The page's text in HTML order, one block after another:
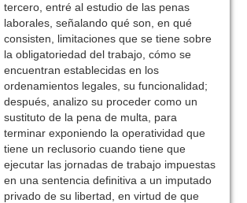
tercero, entré al estudio de las penas
laborales, señalando qué son, en qué
consisten, limitaciones que se tiene sobre
la obligatoriedad del trabajo, cómo se
encuentran establecidas en los
ordenamientos legales, su funcionalidad;
después, analizo su proceder como un
sustituto de la pena de multa, para
terminar exponiendo la operatividad que
tiene un reclusorio cuando tiene que
ejecutar las jornadas de trabajo impuestas
en una sentencia definitiva a un imputado
privado de su libertad, en virtud de que